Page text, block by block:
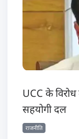
UCC के
सहयोगी दल
राजनीति